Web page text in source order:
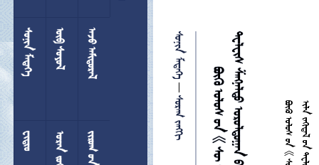
 

     

  
